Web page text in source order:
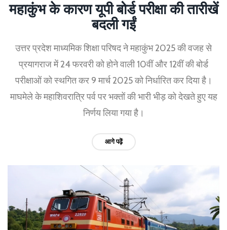
महाकुंभ के कारण यूपी बोर्ड परीक्षा की तारीखें
बदली गईं
उत्तर प्रदेश माध्यमिक शिक्षा परिषद ने महाकुंभ 2025 की वजह से
प्रयागराज में 24 फरवरी को होने वाली 10वीं और 12वीं की बोर्ड
परीक्षाओं को स्थगित कर 9 मार्च 2025 को निर्धारित कर दिया है।
माघमेले के महाशिवरात्रि पर्व पर भक्तों की भारी भीड़ को देखते हुए यह
निर्णय लिया गया है।
आगे पढ़ें